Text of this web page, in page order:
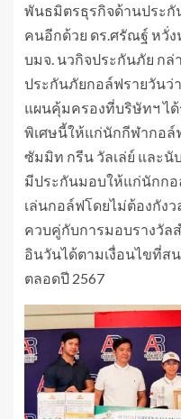
พันธมิตรธุรกิจด้านประ
คนอีกด้วย ดร.ศรัณฐ์ หวั่ง
บมจ. นวกิจประกันภัย กล่
ประกันภัยกอล์ฟรายวันว่
แผนคุ้มครองที่บริษัทฯ ไ
พิเศษนี้ให้แก่นักกีฬากอ
ซัมมิท กรีน วัลเล่ย์ และนั
มีประกันมอบให้แก่นักกอ
เล่นกอล์ฟโดยไม่ต้องกัง
ควบคู่กับการมอบรางวั
อินวันได้ตามเงื่อนไขที่ส
ตลอดปี 2567